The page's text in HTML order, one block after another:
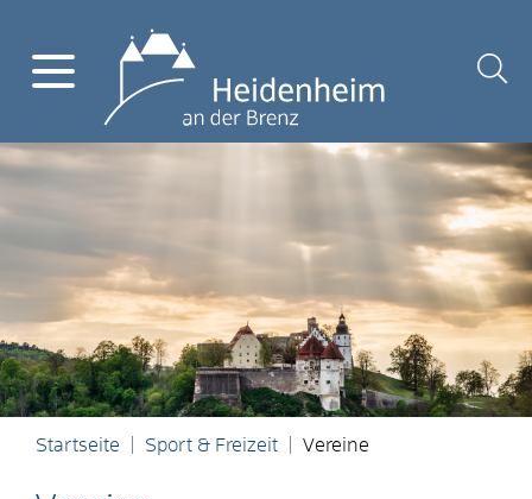
Startseite Sport & Freizeit Vereine